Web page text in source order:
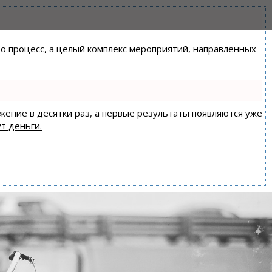
процесс, а целый комплекс мероприятий, направленных
в десятки раз, а первые результаты появляются уже
деньги.